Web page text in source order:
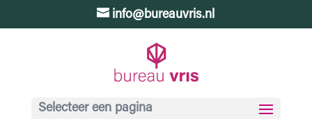
info@bureauvris.nl
Selecteer een pagina